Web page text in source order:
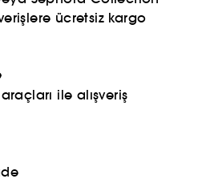
ücretsiz kargo
ile alışveriş